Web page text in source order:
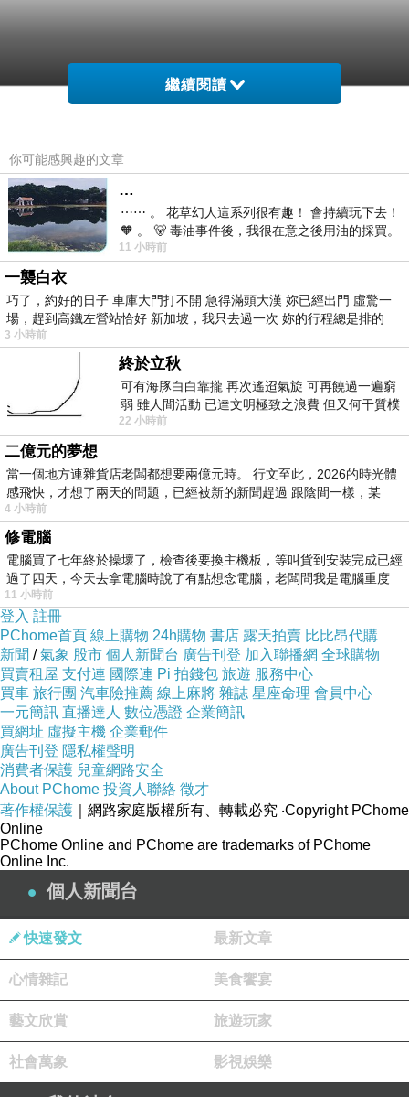
繼續閱讀
你可能感興趣的文章
…
⋯⋯ 。 花草幻人這系列很有趣！ 會持續玩下去！
🧡 。 🐻 毒油事件後，我很在意之後用油的採買。
前天購買了我之前就很愛
11 小時前
一襲白衣
巧了，約好的日子 車庫大門打不開 急得滿頭大漢 妳已經出門 虛驚一
場，趕到高鐵左營站恰好 新加坡，我只去過一次 妳的行程總是排的
3 小時前
終於立秋
可有海豚白白靠攏 再次遙迢氣旋 可再饒過一遍窮
弱 雖人間活動 已達文明極致之浪費 但又何干質樸
者 只能白白陪葬
22 小時前
二億元的夢想
當一個地方連雜貨店老闆都想要兩億元時。 行文至此，2026的時光體
感飛快，才想了兩天的問題，已經被新的新聞趕過 跟陰間一樣，某
4 小時前
修電腦
電腦買了七年終於操壞了，檢查後要換主機板，等叫貨到安裝完成已經
過了四天，今天去拿電腦時說了有點想念電腦，老闆問我是電腦重度
11 小時前
登入 註冊
PChome首頁 線上購物 24h購物 書店 露天拍賣 比比昂代購
新聞 /氣象 股市 個人新聞台 廣告刊登 加入聯播網 全球購物
買賣租屋 支付連 國際連 Pi 拍錢包 旅遊 服務中心
買車 旅行團 汽車險推薦 線上麻將 雜誌 星座命理 會員中心
一元簡訊 直播達人 數位憑證 企業簡訊
買網址 虛擬主機 企業郵件
廣告刊登 隱私權聲明
消費者保護 兒童網路安全
About PChome 投資人聯絡 徵才
著作權保護 ｜網路家庭版權所有、轉載必究 ‧Copyright PChome
Online
PChome Online and PChome are trademarks of PChome
Online Inc.
個人新聞台
快速發文 最新文章
心情雜記 美食饗宴
藝文欣賞 旅遊玩家
社會萬象 影視娛樂